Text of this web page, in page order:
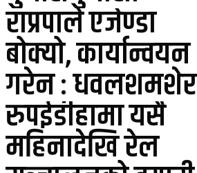
राप्रपाले एजेण्डा
बोक्यो, कार्यान्वयन
गरेन : धवलशमशेर
रुपईडीहामा यसै
महिनादेखि रेल